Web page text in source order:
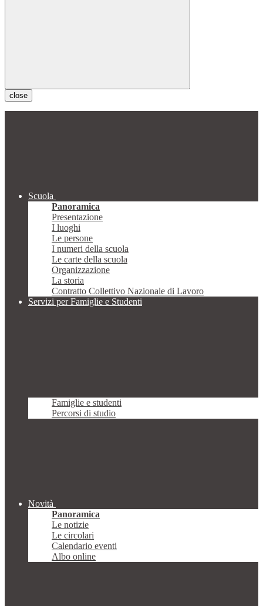
close
Scuola
Panoramica
Presentazione
I luoghi
Le persone
I numeri della scuola
Le carte della scuola
Organizzazione
La storia
Contratto Collettivo Nazionale di Lavoro
Servizi per Famiglie e Studenti
Famiglie e studenti
Percorsi di studio
Novità
Panoramica
Le notizie
Le circolari
Calendario eventi
Albo online